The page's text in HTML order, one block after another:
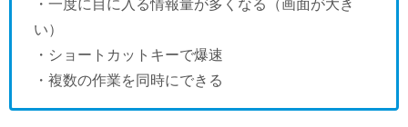
・一度に目に入る情報量が多くなる（画面が大き
い）
・ショートカットキーで爆速
・複数の作業を同時にできる